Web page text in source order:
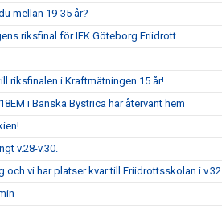
mellan 19-35 år?
riksfinal för IFK Göteborg Friidrott
riksfinalen i Kraftmätningen 15 år!
i Banska Bystrica har återvänt hem
v.28-v.30.
och vi har platser kvar till Friidrottsskolan i v.32